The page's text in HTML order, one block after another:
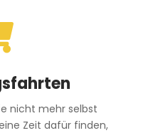
nicht mehr selbst
Zeit dafür finden,